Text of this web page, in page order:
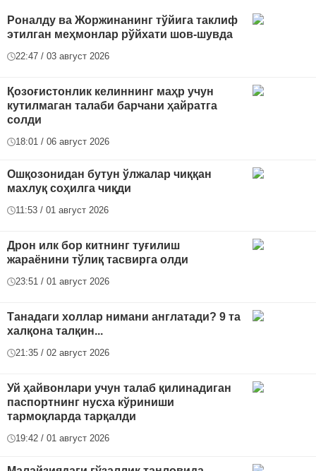
Роналду ва Жоржинанинг тўйига таклиф
этилган меҳмонлар рўйхати шов-шувда
22:47 / 03 август 2026
Қозоғистонлик келиннинг маҳр учун
кутилмаган талаби барчани ҳайратга
солди
18:01 / 06 август 2026
Ошқозонидан бутун ўлжалар чиққан
махлуқ соҳилга чиқди
11:53 / 01 август 2026
Дрон илк бор китнинг туғилиш
жараёнини тўлиқ тасвирга олди
23:51 / 01 август 2026
Танадаги холлар нимани англатади? 9 та
халқона талқин...
21:35 / 02 август 2026
Уй ҳайвонлари учун талаб қилинадиган
паспортнинг нусха кўриниши
тармоқларда тарқалди
19:42 / 01 август 2026